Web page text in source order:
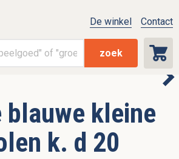
zoek
De winkel Contact
blauwe kleine
k. d 20